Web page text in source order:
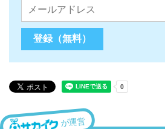
が運営